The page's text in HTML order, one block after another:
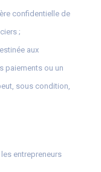
confidentielle de
;
aux
paiements ou un
sous condition,
entrepreneurs